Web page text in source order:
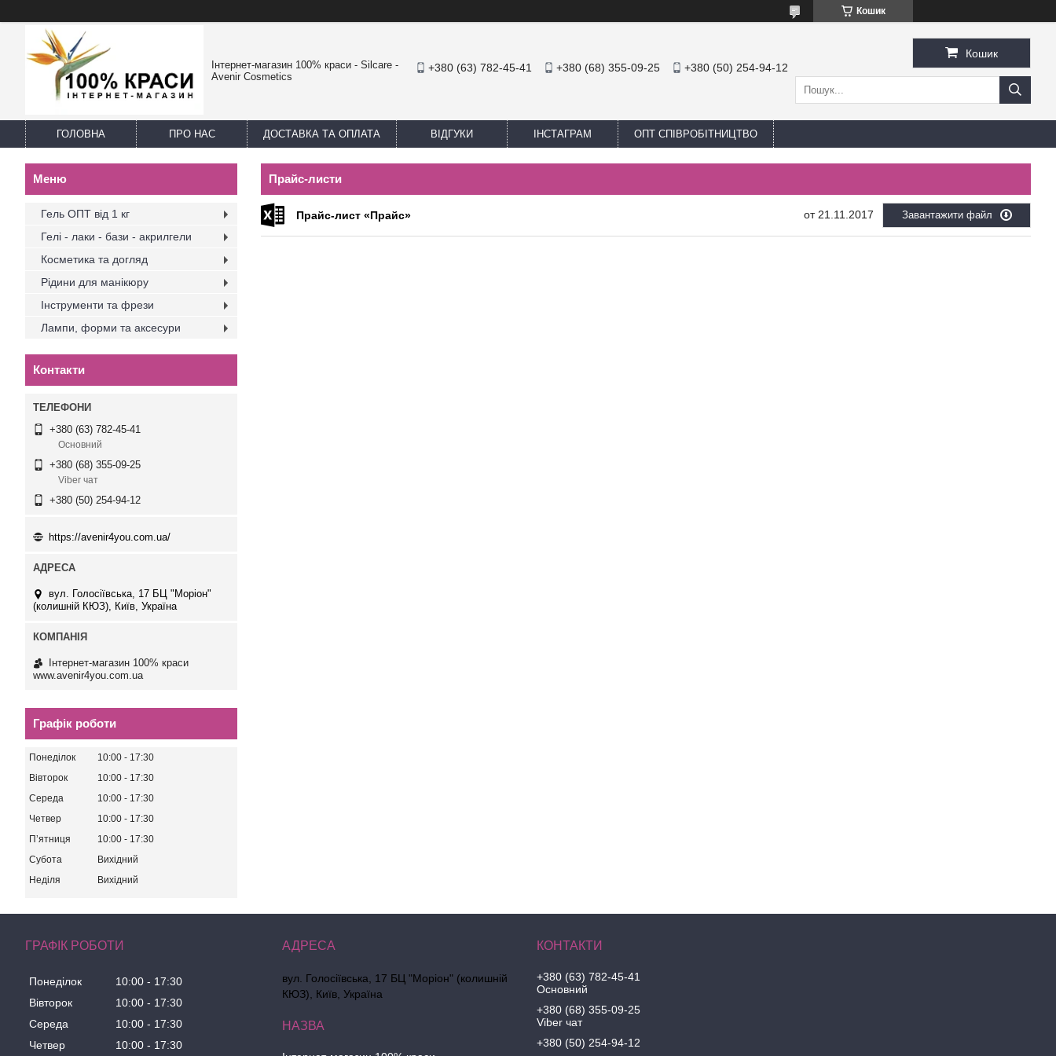
Кошик
Інтернет-магазин 100% краси - Silcare -
Avenir Cosmetics
+380 (63) 782-45-41 +380 (68) 355-09-25 +380 (50) 254-94-12
Кошик
ГОЛОВНА ПРО НАС ДОСТАВКА ТА ОПЛАТА ВІДГУКИ ІНСТАГРАМ ОПТ СПІВРОБІТНИЦТВО
Прайс-листи
Прайс-лист «Прайс» 21.11.2017 Завантажити файл
Гель ОПТ від 1 кг
Гелі - лаки - бази - акрилгели
Косметика та догляд
Рідини для манікюру
Інструменти та фрези
Лампи, форми та аксесури
Контакти
+380 (63) 782-45-41
Основний
+380 (68) 355-09-25
Viber чат
+380 (50) 254-94-12
https://avenir4you.com.ua/
вул. Голосіївська, 17 БЦ "Моріон"
(колишній КЮЗ), Київ, Україна
Інтернет-магазин 100% краси
www.avenir4you.com.ua
Графік роботи
Понеділок 10:00
17:30
Вівторок
10:00
17:30
Середа
10:00
17:30
Четвер
10:00
17:30
Пʼятниця
10:00
17:30
Субота
Вихідний
Неділя
Вихідний
ГРАФІК РОБОТИ
Понеділок 10:00
17:30
Вівторок
10:00
17:30
Середа
10:00
17:30
Четвер
10:00 17:30
вул. Голосіївська, 17 БЦ "Моріон" (колишній
КЮЗ), Київ, Україна
+380 (63) 782-45-41
Основний
+380 (68) 355-09-25
Viber чат
+380 (50) 254-94-12